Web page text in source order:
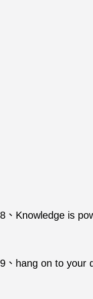
8、Knowledge is
9、hang on to your